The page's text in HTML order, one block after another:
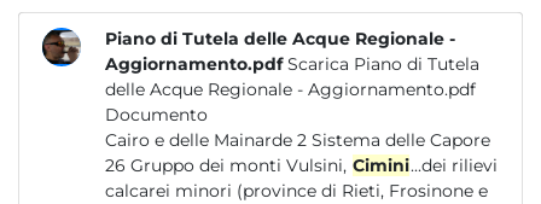
Piano di Tutela delle Acque Regionale -
Aggiornamento.pdf Scarica Piano di Tutela
delle Acque Regionale - Aggiornamento.pdf
Documento
Cairo e delle Mainarde 2 Sistema delle Capore
26 Gruppo dei monti Vulsini, Cimini...dei rilievi
calcarei minori (province di Rieti, Frosinone e